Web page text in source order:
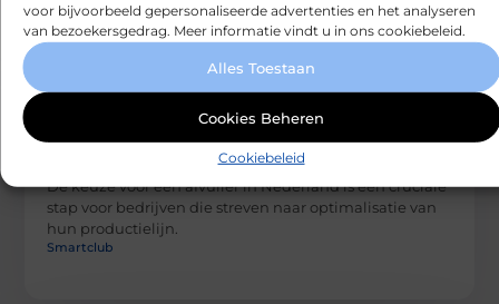
voor bijvoorbeeld gepersonaliseerde advertenties en het analyseren
van bezoekersgedrag. Meer informatie vindt u in ons cookiebeleid.
Alles Toestaan
Cookies Beheren
Cookiebeleid
DIENSTVERLENING
Waarom een afvuller in Nederland
onmisbaar is voor uw productieproces
De keuze voor een afvuller in Nederland is een cruciale
stap voor bedrijven die streven naar optimalisatie van
hun productielijn.
Smartclub